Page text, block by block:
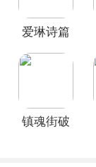
爱琳诗篇
镇魂街破